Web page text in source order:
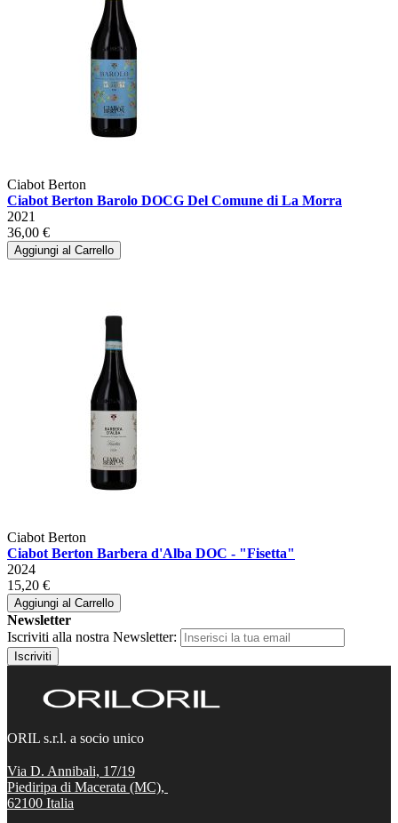
Ciabot Berton
Ciabot Berton Barolo DOCG Del Comune di La Morra
2021
36,00 €
Aggiungi al Carrello
Ciabot Berton
Ciabot Berton Barbera d'Alba DOC - "Fisetta"
2024
15,20 €
Aggiungi al Carrello
Newsletter
Iscriviti alla nostra Newsletter:
Iscriviti
ORIL s.r.l. a socio unico
Via D. Annibali, 17/19
Piediripa di Macerata (MC),
62100 Italia